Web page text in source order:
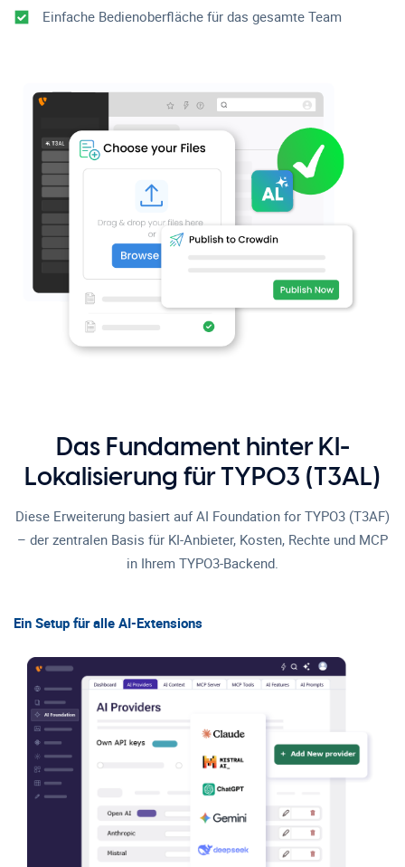
Einfache Bedienoberfläche für das gesamte Team
Das Fundament hinter KI-
Lokalisierung für TYPO3 (T3AL)
Diese Erweiterung basiert auf AI Foundation for TYPO3 (T3AF)
– der zentralen Basis für KI-Anbieter, Kosten, Rechte und MCP
in Ihrem TYPO3-Backend.
Ein Setup für alle AI-Extensions